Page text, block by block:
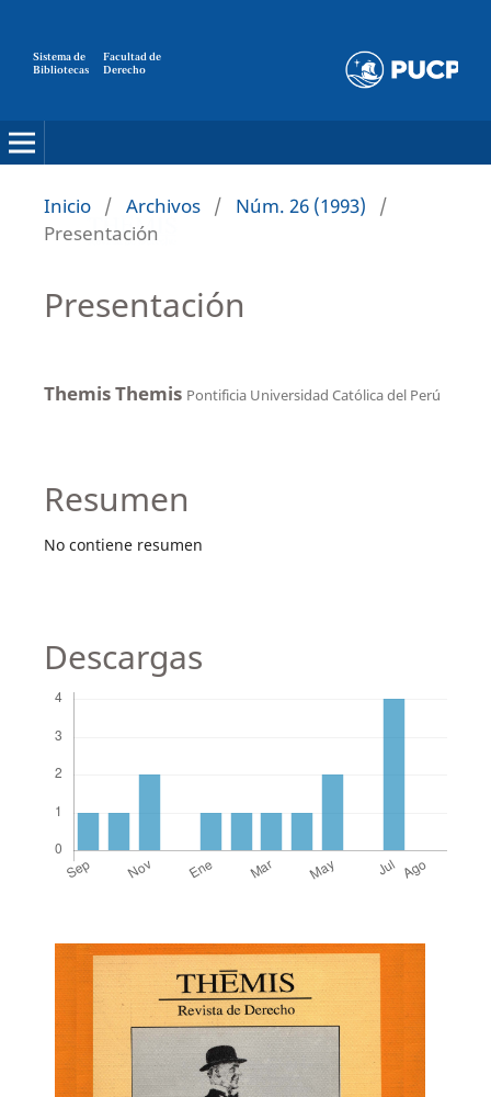
Sistema de
Bibliotecas
Facultad de
Derecho
Inicio / Archivos / Núm. 26 (1993)
/
Presentación
Presentación
Themis Themis Pontificia Universidad Católica del Perú
Resumen
No contiene resumen
Descargas